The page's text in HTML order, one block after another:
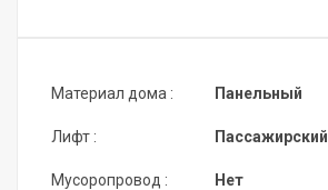
Материал дома :
Лифт :
Мусоропровод :
Панельный
Пассажирский
Нет